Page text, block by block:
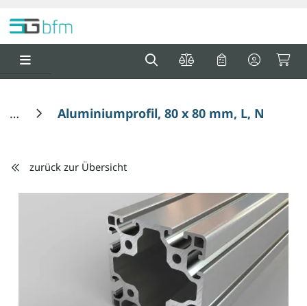
Aluminiumprofil, 80 x 80 mm, L, Nut 8
zurück zur Übersicht